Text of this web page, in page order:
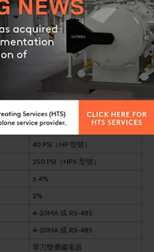
無需電源
32°-150°F
2 PSI（標準型號）
40 PSI（HP 型號）
250 PSI（HPX 型號）
± 4%
2%
4-20MA 或 RS-485
4-20MA 或 RS-485
單刀雙擲繼電器
Contact us